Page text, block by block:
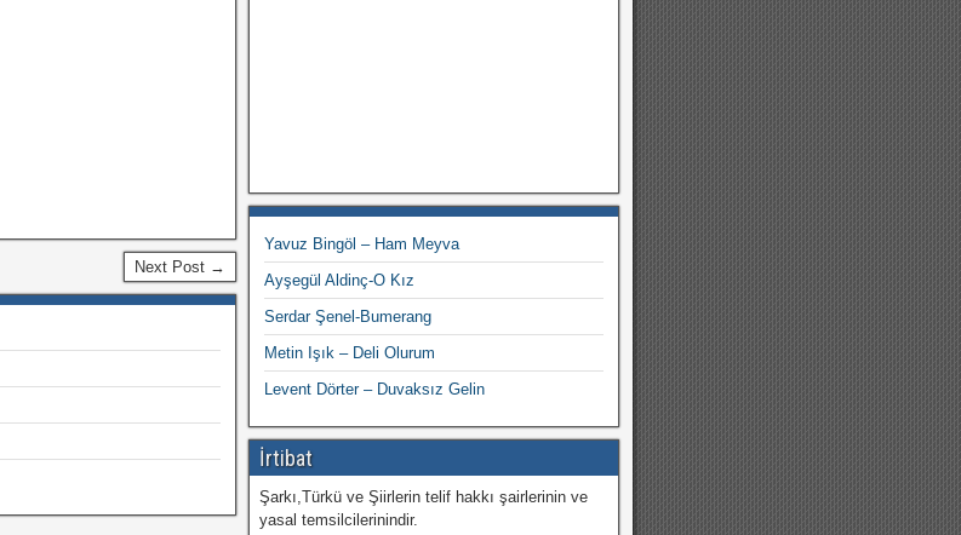
Next Post →
Yavuz Bingöl – Ham Meyva
Ayşegül Aldinç-O Kız
Serdar Şenel-Bumerang
Metin Işık – Deli Olurum
Levent Dörter – Duvaksız Gelin
İrtibat
Şarkı,Türkü ve Şiirlerin telif hakkı şairlerinin ve
yasal temsilcilerinindir.